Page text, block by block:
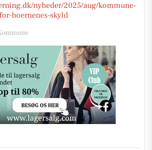
nyheder/2025/aug/kommune-
boernenes-skyld